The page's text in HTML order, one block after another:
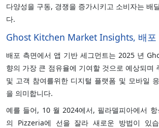
다양성을 구동, 경쟁을 증가시키고 소비자는 배
다.
Ghost Kitchen Market Insights, 배포
배포 측면에서 앱 기반 세그먼트는 2025 년
향의 가장 큰 점유율에 기여할 것으로 예상되며
및 고객 참여를위한 디지털 플랫폼 및 모바일
을 의미합니다.
예를 들어, 10 월 2024에서, 필라델피아에서
의 Pizzeria에 선을 잘라 새로운 방법이 있